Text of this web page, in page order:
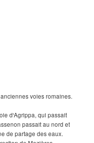
voies romaines.
d'Agrippa, qui passait
passait au nord et
de partage des eaux.